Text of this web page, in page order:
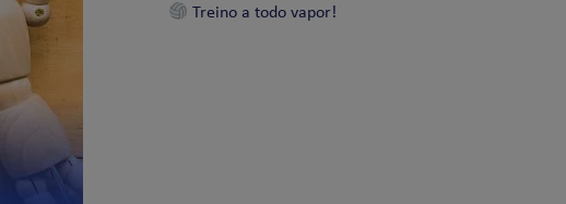
Treino a todo vapor!